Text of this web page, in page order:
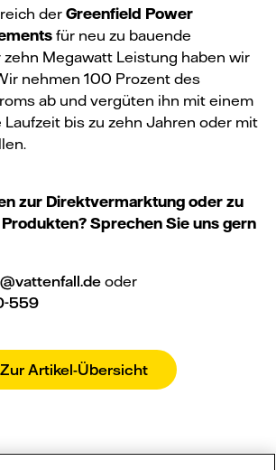
der Greenfield Power
für neu zu bauende
zehn Megawatt Leistung haben wir
nehmen 100 Prozent des
ab und vergüten ihn mit einem
Laufzeit bis zu zehn Jahren oder mit
zur Direktvermarktung oder zu
Sprechen Sie uns gern
oder
559
Zur Artikel-Übersicht